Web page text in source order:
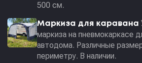
500 см.
Маркиза для каравана
маркиза на пневмокаркасе
автодома. Различные
периметру. В наличии.